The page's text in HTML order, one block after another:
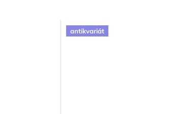
antikvariát